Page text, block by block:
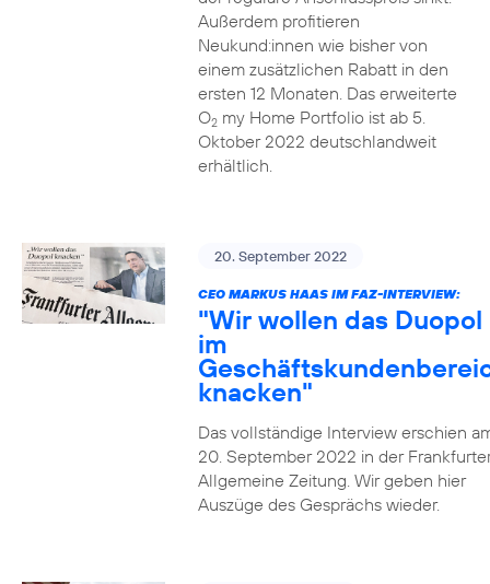
Außerdem profitieren
Neukund:innen wie bisher von
einem zusätzlichen Rabatt in den
ersten 12 Monaten. Das erweiterte
O2my Home Portfolio ist ab 5.
Oktober 2022 deutschlandweit
erhältlich.
20. September 2022
CEO MARKUS HAAS IM FAZ-INTERVIEW:
"Wir wollen das Duopol
im
knacken"
Das vollständige Interview erschien
20. September 2022 in der
Allgemeine Zeitung. Wir geben hier
Auszüge des Gesprächs wieder.